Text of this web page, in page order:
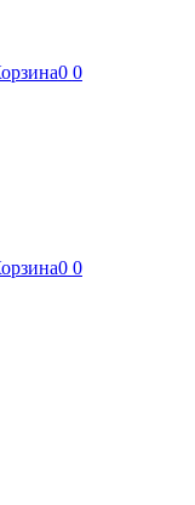
0 0
0 0